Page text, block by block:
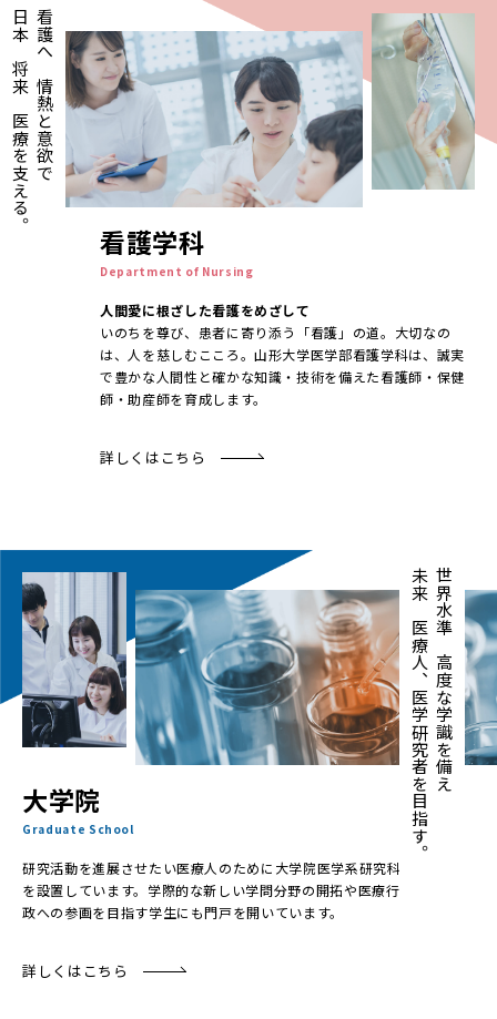
看護への情熱と意欲で
日本の将来の医療を支える。
看護学科
Department of Nursing
人間愛に根ざした看護をめざして
いのちを尊び、患者に寄り添う「看護」の道。大切なの
は、人を慈しむこころ。山形大学医学部看護学科は、誠実
で豊かな人間性と確かな知識・技術を備えた看護師・保健
師・助産師を育成します。
詳しくはこちら
世界水準の高度な学識を備え
未来の医療人、医学研究者を目指す。
大学院
Graduate School
研究活動を進展させたい医療人のために大学院医学系研究科
を設置しています。学際的な新しい学問分野の開拓や医療行
政への参画を目指す学生にも門戸を開いています。
詳しくはこちら